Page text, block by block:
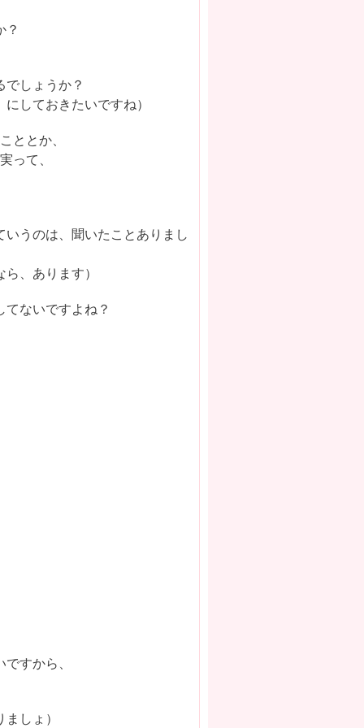
？
でしょうか？
しておきたいですね）
ととか、
って、
うのは、聞いたことありまし
、あります）
ないですよね？
すから、
しょ）